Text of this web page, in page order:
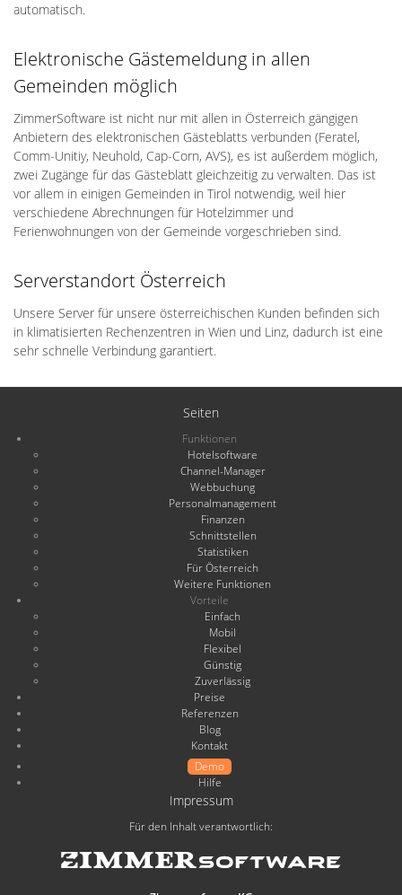
automatisch.
Elektronische Gästemeldung in allen
Gemeinden möglich
ZimmerSoftware ist nicht nur mit allen in Österreich gängigen
Anbietern des elektronischen Gästeblatts verbunden (Feratel,
Comm-Unitiy, Neuhold, Cap-Corn, AVS), es ist außerdem möglich,
zwei Zugänge für das Gästeblatt gleichzeitig zu verwalten. Das ist
vor allem in einigen Gemeinden in Tirol notwendig, weil hier
verschiedene Abrechnungen für Hotelzimmer und
Ferienwohnungen von der Gemeinde vorgeschrieben sind.
Serverstandort Österreich
Unsere Server für unsere österreichischen Kunden befinden sich
in klimatisierten Rechenzentren in Wien und Linz, dadurch ist eine
sehr schnelle Verbindung garantiert.
Seiten
Funktionen
Hotelsoftware
Channel-Manager
Webbuchung
Personalmanagement
Finanzen
Schnittstellen
Statistiken
Für Österreich
Weitere Funktionen
Vorteile
Einfach
Mobil
Flexibel
Günstig
Zuverlässig
Preise
Referenzen
Blog
Kontakt
Demo
Hilfe
Impressum
Für den Inhalt verantwortlich: